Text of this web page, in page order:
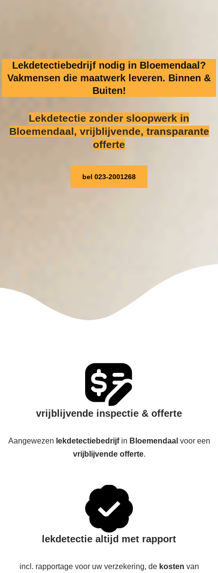
Lekdetectiebedrijf nodig in Bloemendaal?
Vakmensen die maatwerk leveren. Binnen &
Buiten!
Lekdetectie zonder sloopwerk in
Bloemendaal, vrijblijvende, transparante
offerte
bel 023-2001268
vrijblijvende inspectie & offerte
Aangewezen lekdetectiebedrijfin Bloemendaal voor een
vrijblijvende offerte.
lekdetectie altijd met rapport
incl. rapportage voor uw verzekering, de kosten van